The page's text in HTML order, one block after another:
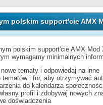
polskim support'cie AMX
polskim support'cieAMX Mod
wymagamy minimalnych
tematy i odpowiedaj na inne
tematów i for, aby otrzymywać
do kalendarza
profil i zdobywaj nowych
doświadczenia